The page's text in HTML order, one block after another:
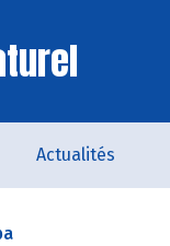
Actualités